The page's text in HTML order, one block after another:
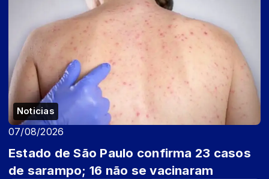
Noticias
07/08/2026
Estado de São Paulo confirma 23 casos
de sarampo; 16 não se vacinaram